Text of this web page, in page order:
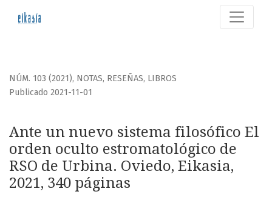
Ante un nuevo sistema filosófico El orden oculto
NÚM. 103 (2021), NOTAS, RESEÑAS, LIBROS
Ante un nuevo sistema filosófico El
orden oculto estromatológico de
RSO de Urbina. Oviedo, Eikasia,
2021, 340 páginas
Publicado 2021-11-01